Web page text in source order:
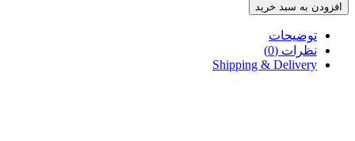
افزودن به سبد خرید
توضیحات
نظرات (0)
Shipping & Delivery